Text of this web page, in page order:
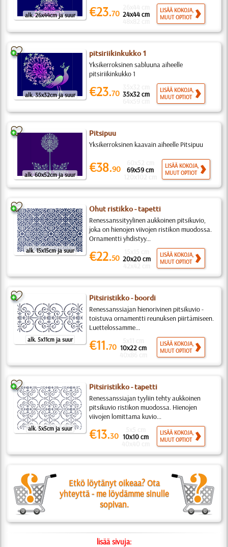
alk. 26x44cm ja suur €23.70 24x44 cm
LISÄÄ KOKOJA,
MUUT OPTIOT
alk. 35x32cm ja suur
pitsiriikinkukko 1
Yksikerroksinen sabluuna aiheelle
pitsiriikinkukko 1
€23.70 35x32 cm
LISÄÄ KOKOJA,
MUUT OPTIOT
alk. 60x52cm ja suur
Pitsipuu
Yksikerroksinen kaavain aiheelle Pitsipuu
€38.90 69x59 cm
LISÄÄ KOKOJA,
MUUT OPTIOT
alk. 15x15cm ja suur
Ohut ristikko - tapetti
Renessanssityylinen aukkoinen pitsikuvio,
joka on hienojen viivojen ristikon muodossa.
Ornamentti yhdistyy...
€22.50 20x20 cm
LISÄÄ KOKOJA,
MUUT OPTIOT
alk. 5x11cm ja suur
Pitsiristikko - boordi
Renessanssiajan hienorivinen pitsikuvio -
toistuva ornamentti reunuksen piirtämiseen.
Luettelossamme...
€11.70 10x22 cm
LISÄÄ KOKOJA,
MUUT OPTIOT
alk. 5x5cm ja suur
Pitsiristikko - tapetti
Renessanssiajan tyyliin tehty aukkoinen
pitsikuvio ristikon muodossa. Hienojen
viivojen lomittama kuvio...
€13.30 10x10 cm
LISÄÄ KOKOJA,
MUUT OPTIOT
Etkö löytänyt oikeaa? Ota
yhteyttä - me löydämme sinulle
sopivan.
lisää sivuja: